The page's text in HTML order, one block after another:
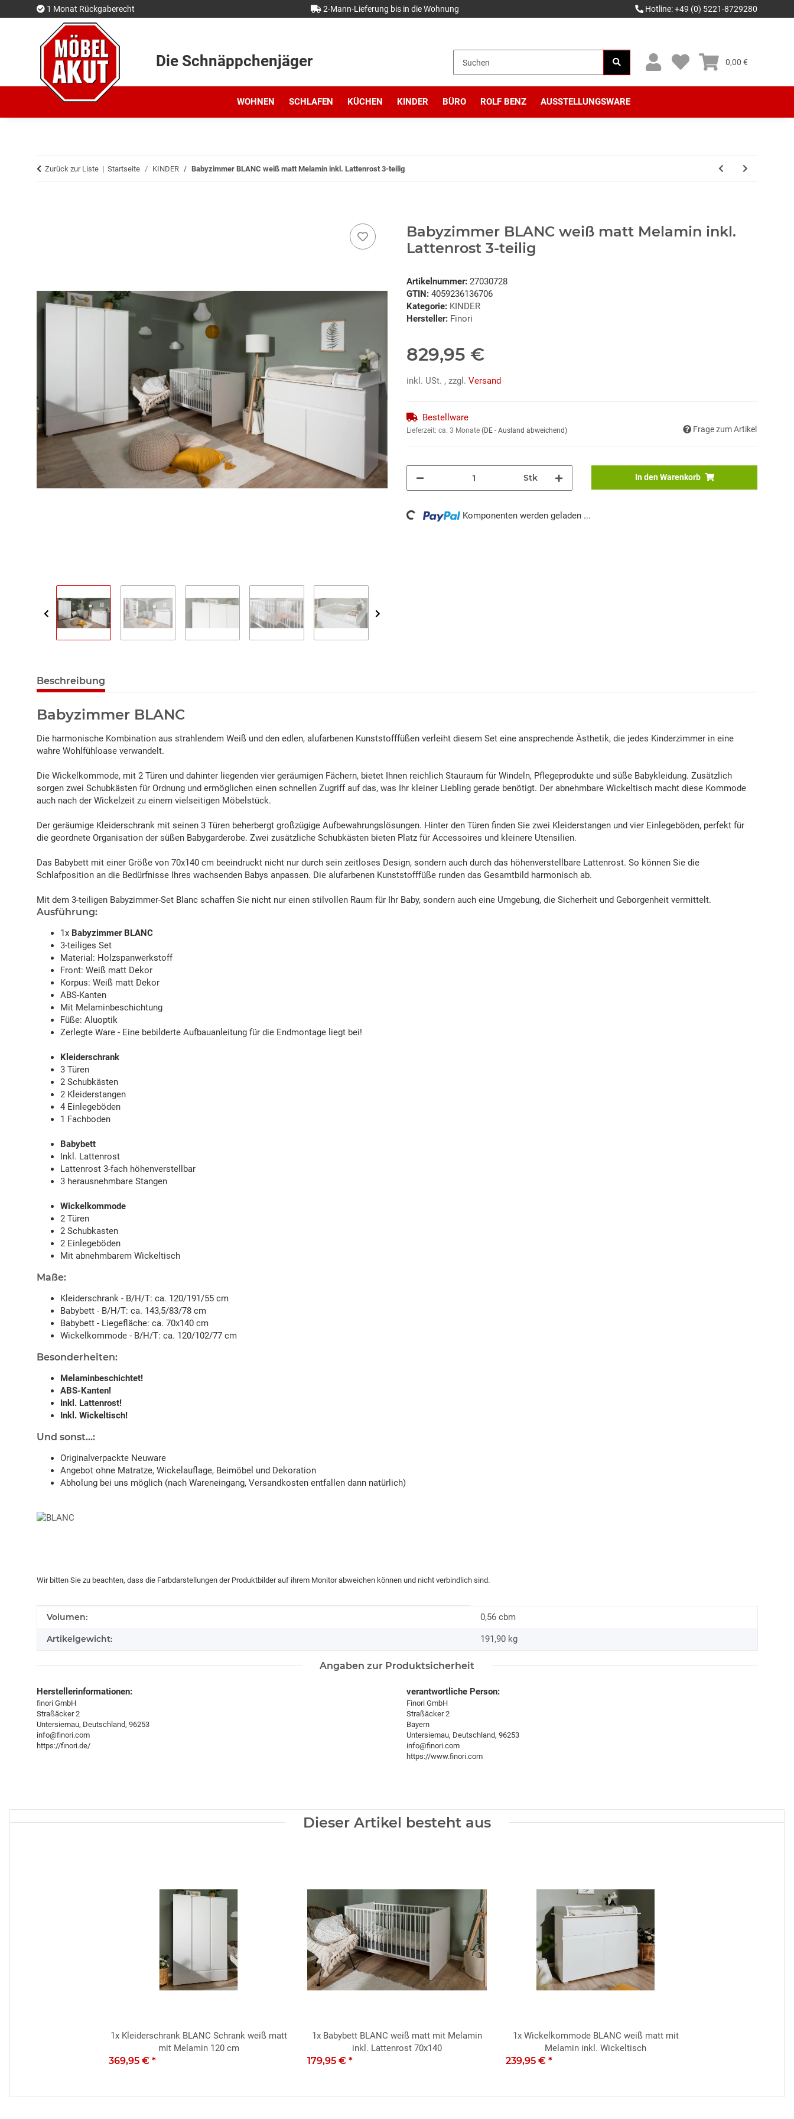
1 Monat Rückgaberecht 2-Mann-Lieferung bis in die Wohnung Hotline: +49 (0) 5221-8729280
Die Schnäppchenjäger 0,00 €
WOHNEN SCHLAFEN KÜCHEN KINDER BÜRO ROLF BENZ AUSSTELLUNGSWARE
Zurück zur Liste Startseite KINDER Babyzimmer BLANC weiß matt Melamin inkl. Lattenrost 3-teilig
Babyzimmer BLANC weiß matt Melamin inkl.
Lattenrost 3-teilig
Artikelnummer: 27030728
GTIN: 4059236136706
Kategorie: KINDER
Hersteller: Finori
829,95 €
inkl. USt. , zzgl. Versand
Bestellware
Lieferzeit: ca. 3 Monate (DE - Ausland abweichend) Frage zum Artikel
Stk In den Warenkorb
Loading... Komponenten werden geladen ...
Beschreibung
Babyzimmer BLANC
Die harmonische Kombination aus strahlendem Weiß und den edlen, alufarbenen Kunststofffüßen verleiht diesem Set eine ansprechende Ästhetik, die jedes Kinderzimmer in eine
wahre Wohlfühloase verwandelt.
Die Wickelkommode, mit 2 Türen und dahinter liegenden vier geräumigen Fächern, bietet Ihnen reichlich Stauraum für Windeln, Pflegeprodukte und süße Babykleidung. Zusätzlich
sorgen zwei Schubkästen für Ordnung und ermöglichen einen schnellen Zugriff auf das, was Ihr kleiner Liebling gerade benötigt. Der abnehmbare Wickeltisch macht diese Kommode
auch nach der Wickelzeit zu einem vielseitigen Möbelstück.
Der geräumige Kleiderschrank mit seinen 3 Türen beherbergt großzügige Aufbewahrungslösungen. Hinter den Türen finden Sie zwei Kleiderstangen und vier Einlegeböden, perfekt für
die geordnete Organisation der süßen Babygarderobe. Zwei zusätzliche Schubkästen bieten Platz für Accessoires und kleinere Utensilien.
Das Babybett mit einer Größe von 70x140 cm beeindruckt nicht nur durch sein zeitloses Design, sondern auch durch das höhenverstellbare Lattenrost. So können Sie die
Schlafposition an die Bedürfnisse Ihres wachsenden Babys anpassen. Die alufarbenen Kunststofffüße runden das Gesamtbild harmonisch ab.
Mit dem 3-teiligen Babyzimmer-Set Blanc schaffen Sie nicht nur einen stilvollen Raum für Ihr Baby, sondern auch eine Umgebung, die Sicherheit und Geborgenheit vermittelt.
Ausführung:
1x Babyzimmer BLANC
3-teiliges Set
Material: Holzspanwerkstoff
Front: Weiß matt Dekor
Korpus: Weiß matt Dekor
ABS-Kanten
Mit Melaminbeschichtung
Füße: Aluoptik
Zerlegte Ware - Eine bebilderte Aufbauanleitung für die Endmontage liegt bei!
Kleiderschrank
3 Türen
2 Schubkästen
2 Kleiderstangen
4 Einlegeböden
1 Fachboden
Babybett
Inkl. Lattenrost
Lattenrost 3-fach höhenverstellbar
3 herausnehmbare Stangen
Wickelkommode
2 Türen
2 Schubkasten
2 Einlegeböden
Mit abnehmbarem Wickeltisch
Maße:
Kleiderschrank - B/H/T: ca. 120/191/55 cm
Babybett - B/H/T: ca. 143,5/83/78 cm
Babybett - Liegefläche: ca. 70x140 cm
Wickelkommode - B/H/T: ca. 120/102/77 cm
Besonderheiten:
Melaminbeschichtet!
ABS-Kanten!
Inkl. Lattenrost!
Inkl. Wickeltisch!
Und sonst...:
Originalverpackte Neuware
Angebot ohne Matratze, Wickelauflage, Beimöbel und Dekoration
Abholung bei uns möglich (nach Wareneingang, Versandkosten entfallen dann natürlich)
Wir bitten Sie zu beachten, dass die Farbdarstellungen der Produktbilder auf ihrem Monitor abweichen können und nicht verbindlich sind.
Produkteigenschaft
Wert
Volumen: 0,56 cbm
Artikelgewicht: 191,90 kg
Angaben zur Produktsicherheit
Herstellerinformationen:
finori GmbH
Straßäcker 2
Untersiemau, Deutschland, 96253
info@finori.com
https://finori.de/
verantwortliche Person:
Finori GmbH
Straßäcker 2
Bayern
Untersiemau, Deutschland, 96253
info@finori.com
https://www.finori.com
Dieser Artikel besteht aus
1x Kleiderschrank BLANC Schrank weiß matt
mit Melamin 120 cm
369,95 € *
1x Babybett BLANC weiß matt mit Melamin
inkl. Lattenrost 70x140
179,95 € *
1x Wickelkommode BLANC weiß matt mit
Melamin inkl. Wickeltisch
239,95 € *